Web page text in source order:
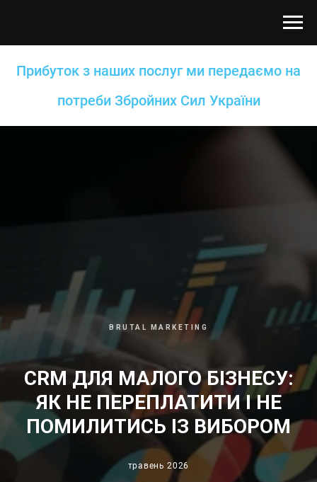
Прибуток з наших послуг ми передаємо на
потреби Збройних Сил України
BRUTAL MARKETING
CRM ДЛЯ МАЛОГО БІЗНЕСУ:
ЯК НЕ ПЕРЕПЛАТИТИ І НЕ
ПОМИЛИТИСЬ ІЗ ВИБОРОМ
травень 2026